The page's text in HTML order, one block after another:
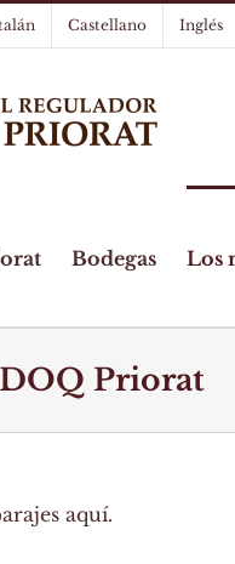
Castellano Inglés
Bodegas Los
Priorat
aquí.